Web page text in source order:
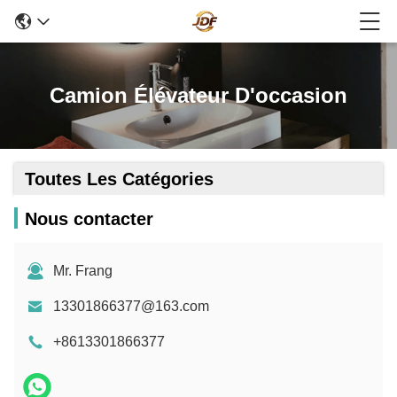
Camion Élévateur D'occasion
Toutes Les Catégories
Nous contacter
Mr. Frang
13301866377@163.com
+8613301866377